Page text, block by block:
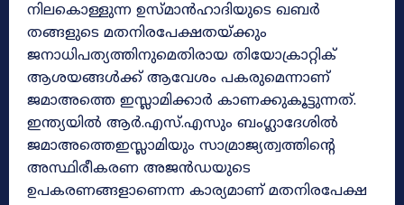
നിലകൊള്ളുന്ന ഉസ്മാൻഹാദിയുടെ ഖബർ
തങ്ങളുടെ മതനിരപേക്ഷതയ്ക്കും
ജനാധിപത്യത്തിനുമെതിരായ തിയോക്രാറ്റിക്
ആശയങ്ങൾക്ക് ആവേശം പകരുമെന്നാണ്
ജമാഅത്തെ ഇസ്ലാമിക്കാർ കാണക്കുകൂട്ടുന്നത്.
ഇന്ത്യയിൽ ആർ.എസ്.എസും ബംഗ്ലാദേശിൽ
ജമാഅത്തെഇസ്ലാമിയും സാമ്രാജ്യത്വത്തിന്റെ
അസ്ഥിരീകരണ അജൻഡയുടെ
ഉപകരണങ്ങളാണെന്ന കാര്യമാണ് മതനിരപേക്ഷ